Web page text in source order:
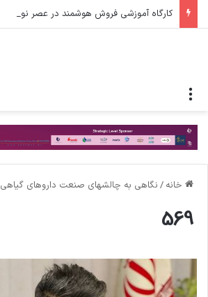
کارگاه آموزشی فروش هوشمند در عصر نوین
خانه / نگاهی به چالشهای صنعت داروهای گیاهی
569